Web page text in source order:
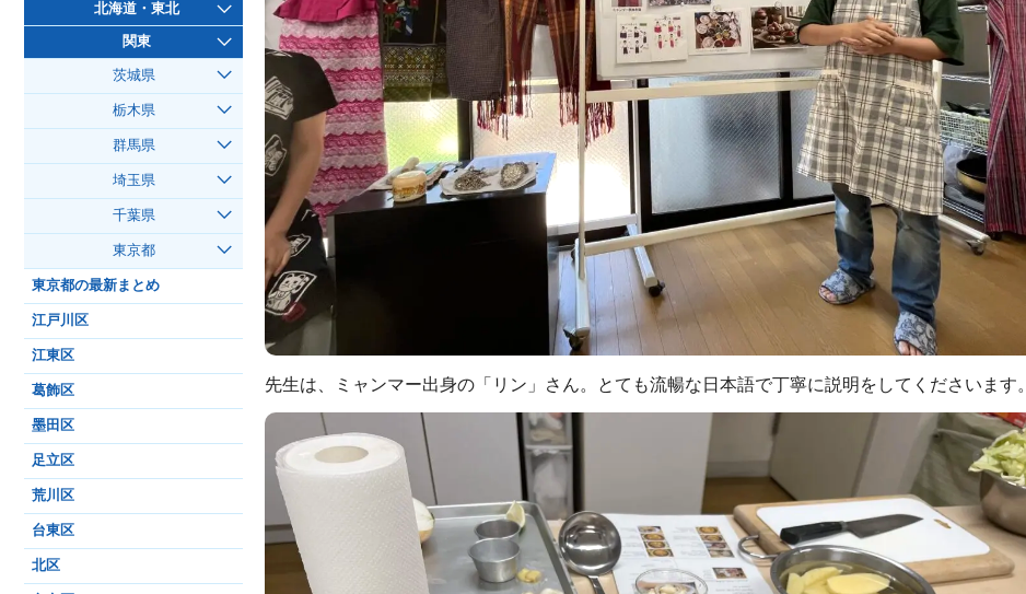
先生は、ミャンマー出身の「リン」さん。とても流暢な日本語で丁寧に説明をしてくださいます。
北海道・東北
関東
茨城県
栃木県
群馬県
埼玉県
千葉県
東京都
東京都の最新まとめ
江戸川区
江東区
葛飾区
墨田区
足立区
荒川区
台東区
北区